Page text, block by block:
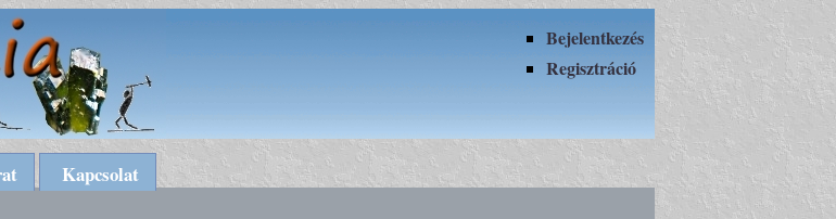
Bejelentkezés
Regisztráció
Kapcsolat